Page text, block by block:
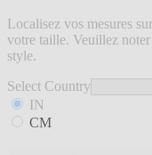
Localisez vos mesures
votre taille. Veuillez
style.
Select Country
IN
CM